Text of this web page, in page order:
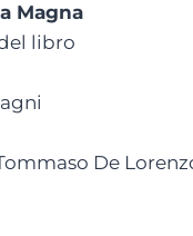
Magna
libro
De